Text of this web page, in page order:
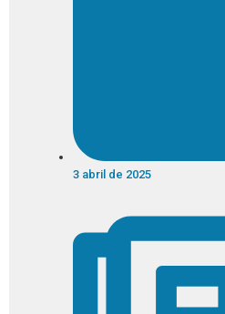
3 abril de 2025